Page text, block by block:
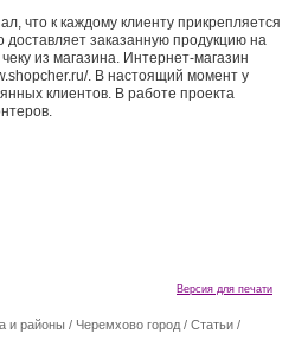
что к каждому клиенту прикрепляется
доставляет заказанную продукцию на
из магазина. Интернет-магазин
. В настоящий момент у
клиентов. В работе проекта
Версия для печати
и районы / Черемхово город / Статьи /